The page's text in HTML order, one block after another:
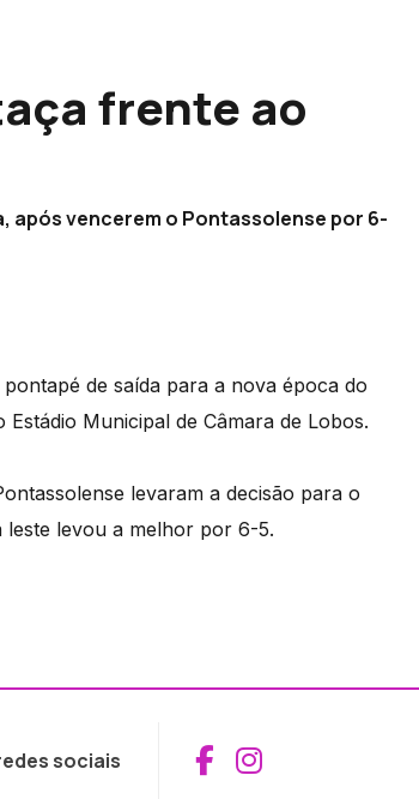
frente ao
após vencerem o Pontassolense por 6-
de saída para a nova época do
Municipal de Câmara de Lobos.
levaram a decisão para o
leste levou a melhor por 6-5.
sociais Aceder ao
Aceder ao